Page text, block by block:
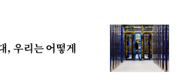
우리는 어떻게